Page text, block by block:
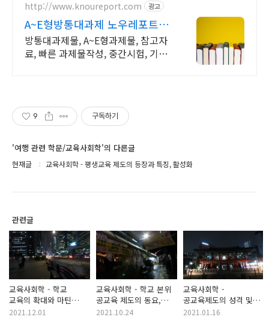
http://www.knoureport.com 광고
A~E형방통대과제 노우레포트
방송통신대학교 지식마켓
방통대과제물, A~E형과제물, 참고자
료, 빠른 과제물작성, 중간시험, 기말
9 구독하기
'여행 관련 학문/교육사회학'의 다른글
현재글 교육사회학 - 평생교육 제도의 등장과 특징, 활성화
관련글
교육사회학 - 학교
교육의 확대와 마틴
트로우 Martin Trow
2021.12.01
교육사회학 - 학교 본위
공교육 제도의 동요,
대안학교, 재택학교교육
2021.10.24
교육사회학 -
공교육제도의 성격 및
목표, 특징
2021.01.16